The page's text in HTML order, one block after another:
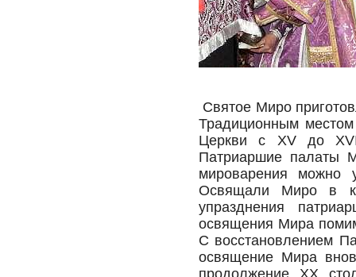
Святое Миро
Традиционным
Церкви с XV до
Патриаршие палаты
мироварения можно
Освящали Миро в
упразднения
освящения Мира
С восстановлением
освящение Мира
продолжение ХХ